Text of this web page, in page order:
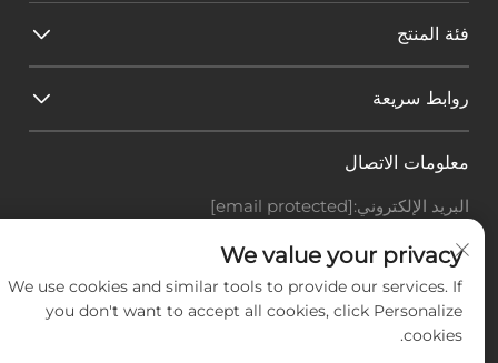
فئة المنتج
روابط سريعة
معلومات الاتصال
البريد الإلكتروني:[email protected]
هاتف:
Office add : غرفة 414، رقم 125، طريق هوانغيوان، منطقة
باييون، مدينة قوانغتشو، مقاطعة قوانغدونغ
حقوق النشر © شركة قوانغتشو لاندسكيب للتكنولوجيا
المحدودة، جميع الحقوق محفوظة. -
We value your privacy
We use cookies and similar tools to provide our services. If
you don't want to accept all cookies, click Personalize
cookies.